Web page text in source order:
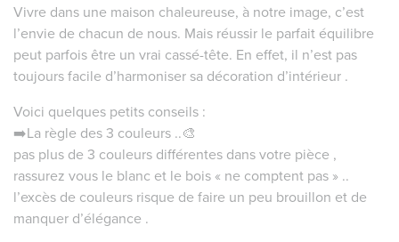
Vivre dans une maison chaleureuse, à notre image, c’est
l’envie de chacun de nous. Mais réussir le parfait équilibre
peut parfois être un vrai cassé-tête. En effet, il n’est pas
toujours facile d’harmoniser sa décoration d’intérieur .
Voici quelques petits conseils :
➡️La règle des 3 couleurs ..🎨
pas plus de 3 couleurs différentes dans votre pièce ,
rassurez vous le blanc et le bois « ne comptent pas » ..
l’excès de couleurs risque de faire un peu brouillon et de
manquer d’élégance .